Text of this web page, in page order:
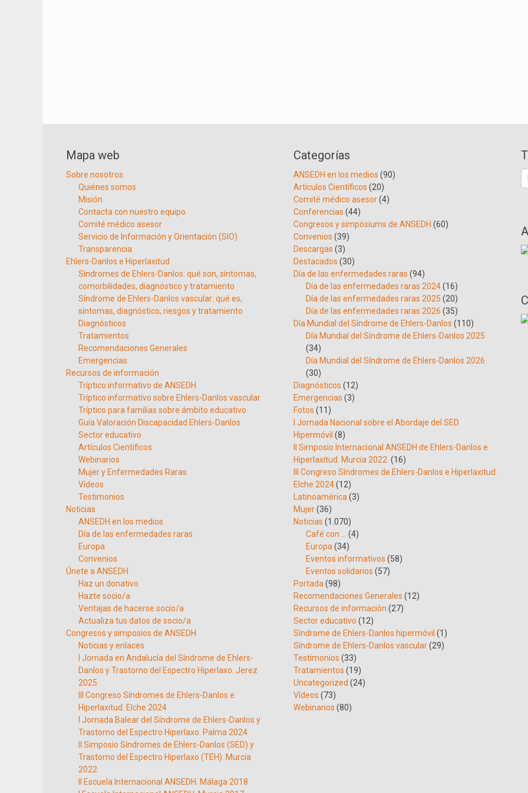
Mapa web
Sobre nosotros
Quiénes somos
Misión
Contacta con nuestro equipo
Comité médico asesor
Servicio de Información y Orientación (SIO)
Transparencia
Ehlers-Danlos e Hiperlaxitud
Síndromes de Ehlers-Danlos: qué son, síntomas,
comorbilidades, diagnóstico y tratamiento
Síndrome de Ehlers-Danlos vascular: qué es,
síntomas, diagnóstico, riesgos y tratamiento
Diagnósticos
Tratamientos
Recomendaciones Generales
Emergencias
Recursos de información
Tríptico informativo de ANSEDH
Tríptico informativo sobre Ehlers-Danlos vascular
Tríptico para familias sobre ámbito educativo
Guía Valoración Discapacidad Ehlers-Danlos
Sector educativo
Artículos Científicos
Webinarios
Mujer y Enfermedades Raras
Vídeos
Testimonios
Noticias
ANSEDH en los medios
Día de las enfermedades raras
Europa
Convenios
Únete a ANSEDH
Haz un donativo
Hazte socio/a
Ventajas de hacerse socio/a
Actualiza tus datos de socio/a
Congresos y simposios de ANSEDH
Noticias y enlaces
I Jornada en Andalucía del Síndrome de Ehlers-
Danlos y Trastorno del Espectro Hiperlaxo. Jerez
2025
III Congreso Síndromes de Ehlers-Danlos e
Hiperlaxitud. Elche 2024
I Jornada Balear del Síndrome de Ehlers-Danlos y
Trastorno del Espectro Hiperlaxo. Palma 2024
II Simposio Síndromes de Ehlers-Danlos (SED) y
Trastorno del Espectro Hiperlaxo (TEH). Murcia
2022
II Escuela Internacional ANSEDH. Málaga 2018
Categorías
ANSEDH en los medios (90)
Artículos Científicos (20)
Comité médico asesor(4)
Conferencias (44)
Congresos y simpósiums de ANSEDH (60)
Convenios (39)
Descargas (3)
Destacados (30)
Día de las enfermedades raras (94)
Día de las enfermedades raras 2024(16)
Día de las enfermedades raras 2025 (20)
Día de las enfermedades raras 2026 (35)
Día Mundial del Síndrome de Ehlers-Danlos (110)
Día Mundial del Síndrome de Ehlers-Danlos 2025
(34)
Día Mundial del Síndrome de Ehlers-Danlos 2026
(30)
Diagnósticos (12)
Emergencias (3)
Fotos (11)
I Jornada Nacional sobre el Abordaje del SED
Hipermóvil (8)
II Simposio Internacional ANSEDH de Ehlers-Danlos e
Hiperlaxitud. Murcia 2022. (16)
III Congreso Síndromes de Ehlers-Danlos e Hiperlaxitud.
Elche 2024(12)
Latinoamérica (3)
Mujer(36)
Noticias (1.070)
Café con …
(4)
Europa (34)
Eventos informativos (58)
Eventos solidarios (57)
Portada (98)
Recomendaciones Generales (12)
Recursos de información (27)
Sector educativo (12)
Síndrome de Ehlers-Danlos hipermóvil (1)
Síndrome de Ehlers-Danlos vascular(29)
Testimonios (33)
Tratamientos (19)
Uncategorized (24)
Vídeos (73)
Webinarios (80)